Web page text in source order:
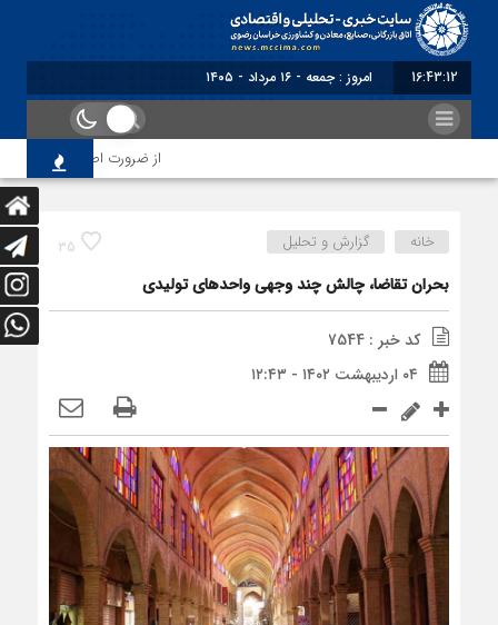
16:43:12 براب
از ضرورت اصلاح رویه‌های
35 خانه گزارش و تحلیل
بحران تقاضا، چالش چند وجهی واحدهای تولیدی
کد خبر : 7544
۰۴ اردیبهشت ۱۴۰۲ - ۱۲:۴۳